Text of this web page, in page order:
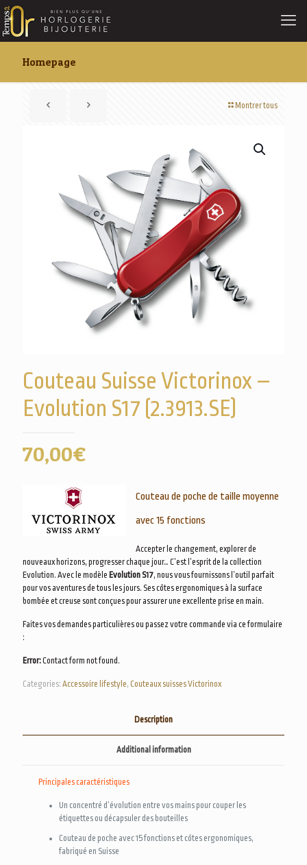
Homepage
Montrer tous
Couteau Suisse Victorinox –
Evolution S17 (2.3913.SE)
70,00€
Couteau de poche de taille moyenne
avec 15 fonctions
Accepter le changement, explorer de
nouveaux horizons, progresser chaque jour… C’est l’esprit de la collection
Evolution. Avec le modèle Evolution S17, nous vous fournissons l’outil parfait
pour vos aventures de tous les jours. Ses côtes ergonomiques à la surface
bombée et creuse sont conçues pour assurer une excellente prise en main.
Faites vos demandes particulières ou passez votre commande via ce formulaire
:
Error:Contact form not found.
Categories: Accessoire lifestyle, Couteaux suisses Victorinox
Description
Additional information
Principales caractéristiques
Un concentré d’évolution entre vos mains pour couper les
étiquettes ou décapsuler des bouteilles
Couteau de poche avec 15 fonctions et côtes ergonomiques,
fabriqué en Suisse